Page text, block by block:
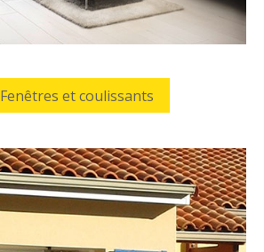
Fenêtres et coulissants